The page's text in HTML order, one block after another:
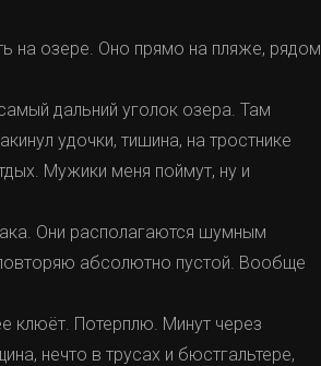
на озере. Оно прямо на пляже, рядом
дальний уголок озера. Там
удочки, тишина, на тростнике
Мужики меня поймут, ну и
Они располагаются шумным
абсолютно пустой. Вообще
клюёт. Потерплю. Минут через
нечто в трусах и бюстгальтере,